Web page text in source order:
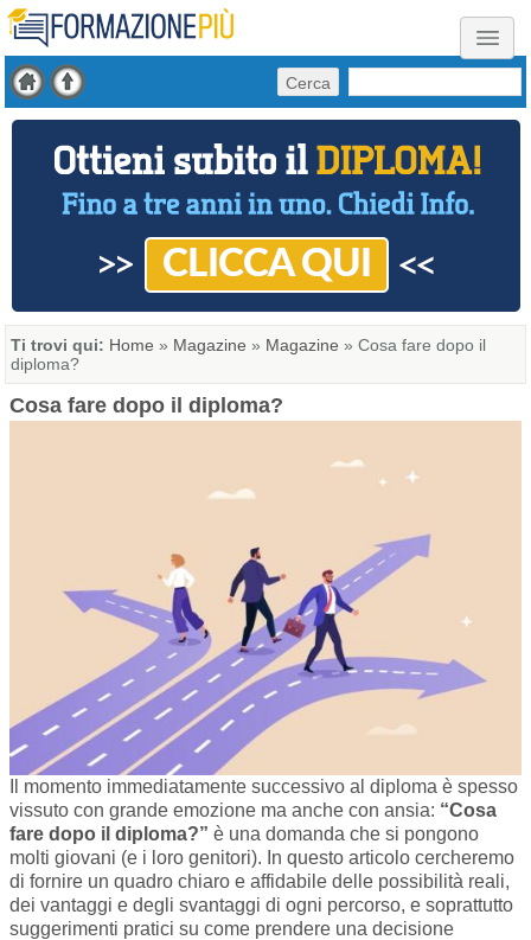
Cerca
Ti trovi qui: Home » Magazine » Magazine » Cosa fare dopo il
diploma?
Cosa fare dopo il diploma?
Il momento immediatamente successivo al diploma è spesso
vissuto con grande emozione ma anche con ansia: “Cosa
fare dopo il diploma?” è una domanda che si pongono
molti giovani (e i loro genitori). In questo articolo cercheremo
di fornire un quadro chiaro e affidabile delle possibilità reali,
dei vantaggi e degli svantaggi di ogni percorso, e soprattutto
suggerimenti pratici su come prendere una decisione